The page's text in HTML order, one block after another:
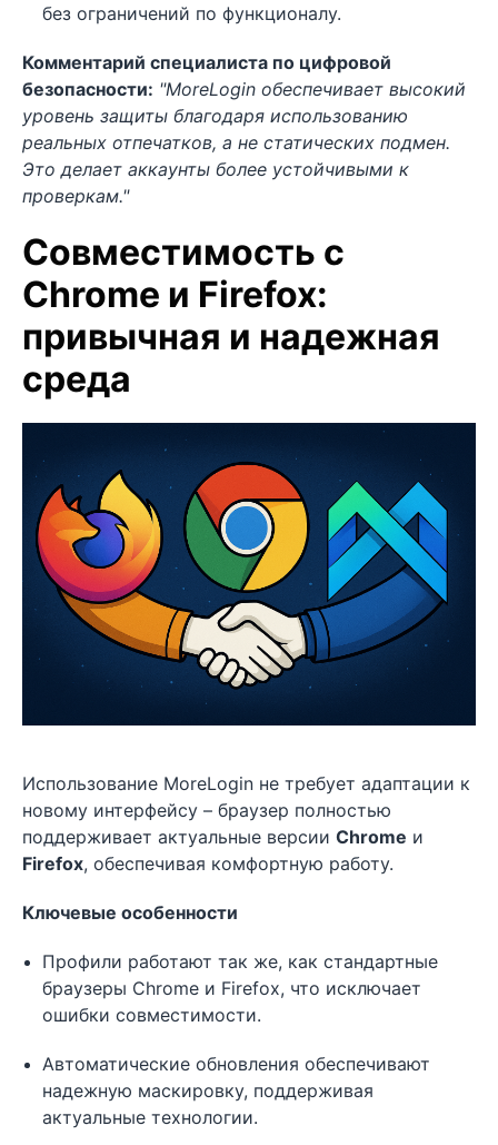
без ограничений по функционалу.
Комментарий специалиста по цифровой
безопасности: "MoreLogin обеспечивает высокий
уровень защиты благодаря использованию
реальных отпечатков, а не статических подмен.
Это делает аккаунты более устойчивыми к
проверкам."
Совместимость с
Chrome и Firefox:
привычная и надежная
среда
Использование MoreLogin не требует адаптации к
новому интерфейсу – браузер полностью
поддерживает актуальные версии Chrome и
Firefox, обеспечивая комфортную работу.
Ключевые особенности
Профили работают так же, как стандартные
браузеры Chrome и Firefox, что исключает
ошибки совместимости.
Автоматические обновления обеспечивают
надежную маскировку, поддерживая
актуальные технологии.